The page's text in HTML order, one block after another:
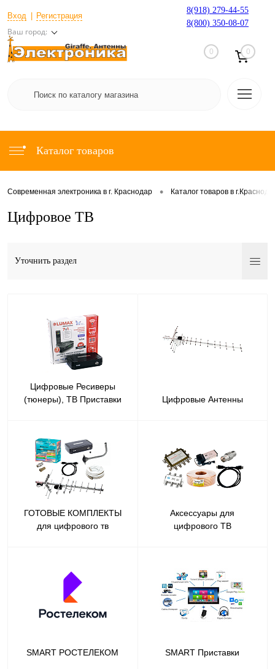
Вход Регистрация
Ваш город:
8(918) 279-44-55
8(800) 350-08-07
0 0
Каталог товаров
Современная электроника в г. Краснодар • Каталог товаров в
Цифровое ТВ
Уточнить раздел
Цифровые Ресиверы
(тюнеры), ТВ Приставки
Цифровые Антенны
ГОТОВЫЕ КОМПЛЕКТЫ
для цифрового тв
Аксессуары для
цифрового ТВ
SMART РОСТЕЛЕКОМ SMART Приставки